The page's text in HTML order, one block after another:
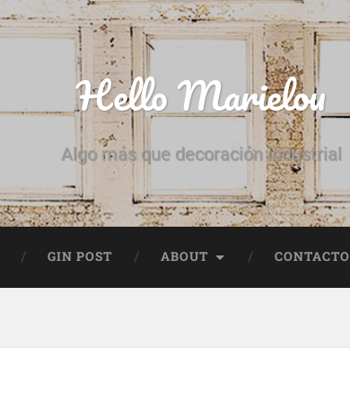
Hello Marielou
Algo más que decoración industrial
GIN POST ABOUT CONTACTO